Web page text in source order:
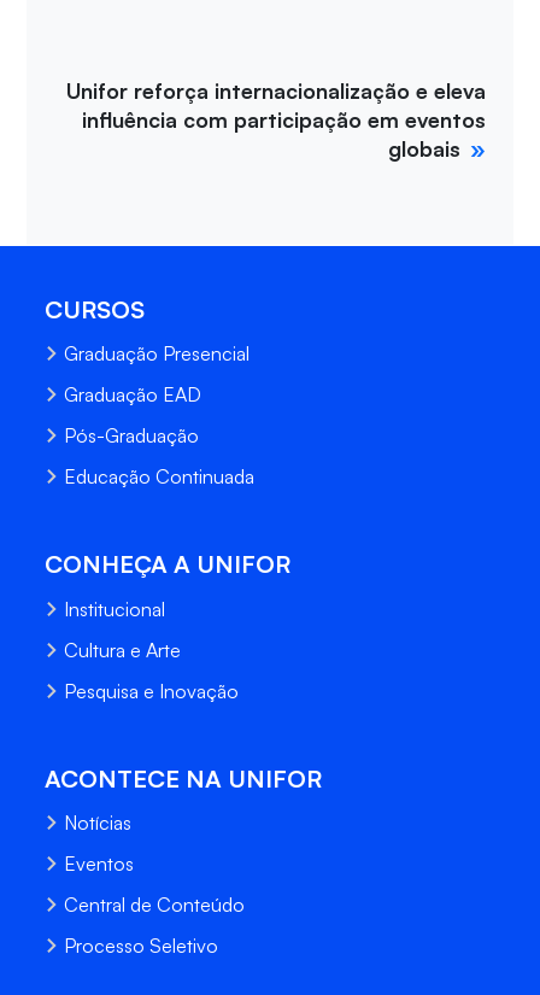
Unifor reforça internacionalização e eleva
influência com participação em eventos
globais
CURSOS
Graduação Presencial
Graduação EAD
Pós-Graduação
Educação Continuada
CONHEÇA A UNIFOR
Institucional
Cultura e Arte
Pesquisa e Inovação
ACONTECE NA UNIFOR
Notícias
Eventos
Central de Conteúdo
Processo Seletivo